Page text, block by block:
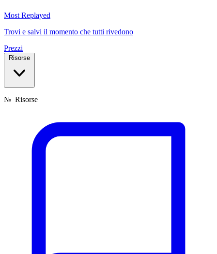
Most Replayed
Trovi e salvi il momento che tutti rivedono
Prezzi
Risorse
№ Risorse